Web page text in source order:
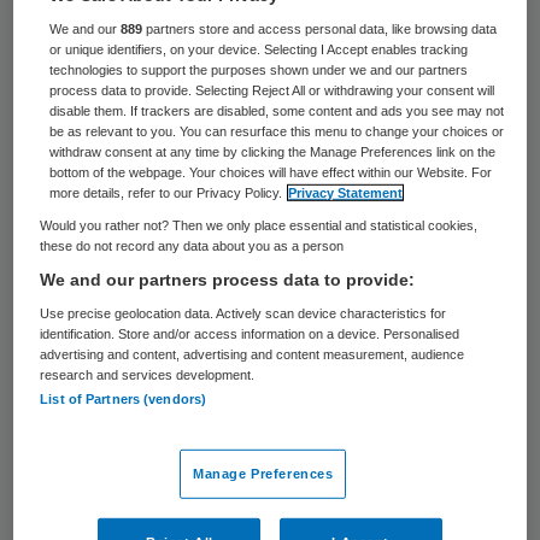
Espria mag TSN nog niet overnemen. Dat
besloot de Autoriteit Consument & Markt
(ACM) op 30 september.
De overname heeft mogelijk een negatieve
invloed op de concurrentie. Een fusie of
overname mag niet doorgaan als het
samengaan van de partijen negatieve
invloed heeft op voor de concurrentie, en
daarmee ook voor de consument negatief
uitpakt.
Nader onderzoek
Er is nader onderzoek nodig naar
We and our889 partners store and access personal data, like browsing data
or unique identifiers, on your device. Selecting I Accept enables tracking
technologies to support the purposes shown under we and our partners
process data to provide. Selecting Reject All or withdrawing your consent will
disable them. If trackers are disabled, some content and ads you see may not
be as relevant to you. You can resurface this menu to change your choices or
withdraw consent at any time by clicking the Manage Preferences link on the
bottom of the webpage. Your choices will have effect within our Website. For
more details, refer to our Privacy Policy.
Privacy Statement
Would you rather not? Then we only place essential and statistical cookies,
these do not record any data about you as a person
We and our partners process data to provide:
Use precise geolocation data. Actively scan device characteristics for
identification. Store and/or access information on a device. Personalised
advertising and content, advertising and content measurement, audience
research and services development.
List of Partners (vendors)
Manage Preferences